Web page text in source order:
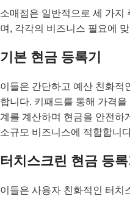
소매점은 일반적으로 세 가지
며, 각각의 비즈니스 필요에
기본 현금 등록기
이들은 간단하고 예산 친화적
합니다. 키패드를 통해 가격
계를 계산하며 현금을 안전하
소규모 비즈니스에 적합합니
터치스크린 현금 등록
이들은 사용자 친화적인 터치